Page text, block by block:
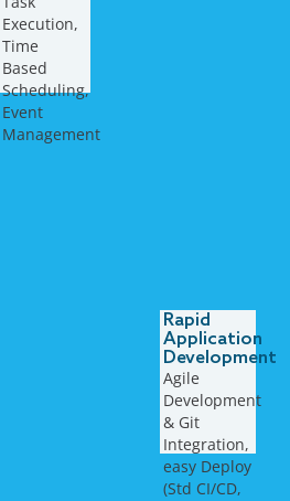
Execution,
Time
Based
Scheduling,
Event
Management
Rapid
Application
Development
Agile
Development
& ​Git
Integration,
easy Deploy
(Std CI/CD,